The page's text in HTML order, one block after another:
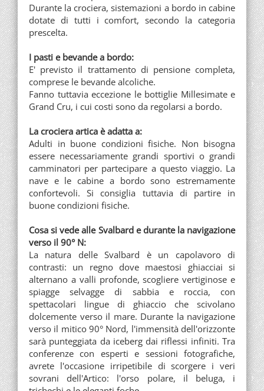
Durante la crociera, sistemazioni a bordo in cabine
dotate di tutti i comfort, secondo la categoria
prescelta.
I pasti e bevande a bordo:
E' previsto il trattamento di pensione completa,
comprese le bevande alcoliche.
Fanno tuttavia eccezione le bottiglie Millesimate e
Grand Cru, i cui costi sono da regolarsi a bordo.
La crociera artica è adatta a:
Adulti in buone condizioni fisiche. Non bisogna
essere necessariamente grandi sportivi o grandi
camminatori per partecipare a questo viaggio. La
nave e le cabine a bordo sono estremamente
confortevoli. Si consiglia tuttavia di partire in
buone condizioni fisiche.
Cosa si vede alle Svalbard e durante la navigazione
verso il 90° N:
La natura delle Svalbard è un capolavoro di
contrasti: un regno dove maestosi ghiacciai si
alternano a valli profonde, scogliere vertiginose e
spiagge selvagge di sabbia e roccia, con
spettacolari lingue di ghiaccio che scivolano
dolcemente verso il mare. Durante la navigazione
verso il mitico 90° Nord, l'immensità dell'orizzonte
sarà punteggiata da iceberg dai riflessi infiniti. Tra
conferenze con esperti e sessioni fotografiche,
avrete l'occasione irripetibile di scorgere i veri
sovrani dell'Artico: l'orso polare, il beluga, i